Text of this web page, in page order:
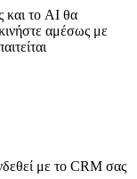
και το AI θα
αμέσως με
με το CRM σας